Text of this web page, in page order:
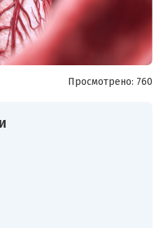
Просмотрено: 760